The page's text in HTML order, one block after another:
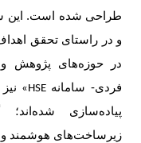
طراحی شده است. این
و در راستای تحقق
در حوزه‌های پژوهش و
فردی- سامانه HSE»
پیاده‌سازی
زیرساخت‌های هوشمند